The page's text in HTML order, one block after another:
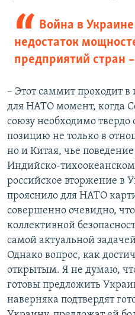
Война в
недостаток
предприятий стран
– Этот саммит проходит
для НАТО момент, когда
союзу необходимо твердо
позицию не только в
но и Китая, чье
Индийско-
российское вторжение в
прояснило для НАТО
совершенно очевидно,
коллективной
самой актуальной
Однако вопрос, как
открытым. Я не думаю,
готовы предложить
наверняка подтвердят